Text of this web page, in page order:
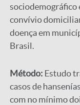
sociodemográfico
convívio
doença em
Brasil.
Método: Estudo
casos de
com no mínimo